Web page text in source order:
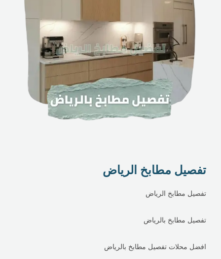
تفصيل مطابخ الرياض
تفصيل مطابخ الرياض
تفصيل مطابخ بالرياض
افضل محلات تفصيل مطابخ بالرياض